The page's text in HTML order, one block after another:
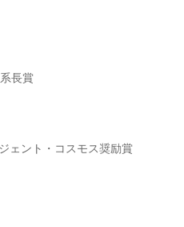
長賞
ェント・コスモス奨励賞